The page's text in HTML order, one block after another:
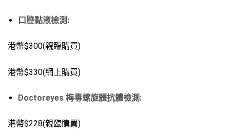
口腔黏液檢測 :
港幣$300(親臨購買)
港幣$330(網上購買)
Doctoreyes 梅毒螺旋體抗體檢測:
港幣$228(親臨購買)